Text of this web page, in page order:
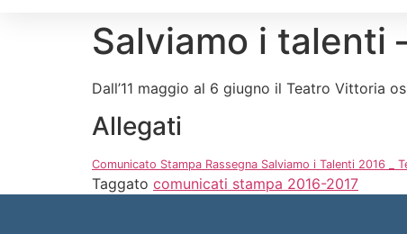
Salviamo i talenti
Dall’11 maggio al 6 giugno il Teatro Vittoria
Allegati
Comunicato Stampa Rassegna Salviamo i Talenti 2016 _
Taggato comunicati stampa 2016-2017